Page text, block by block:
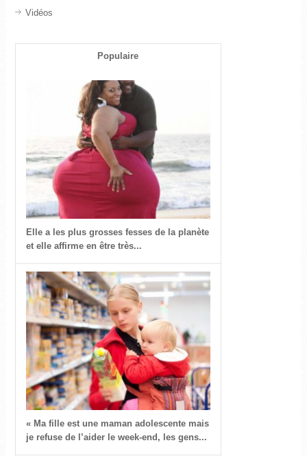
Vidéos
Populaire
Elle a les plus grosses fesses de la planète
et elle affirme en être très...
« Ma fille est une maman adolescente mais
je refuse de l’aider le week-end, les gens...